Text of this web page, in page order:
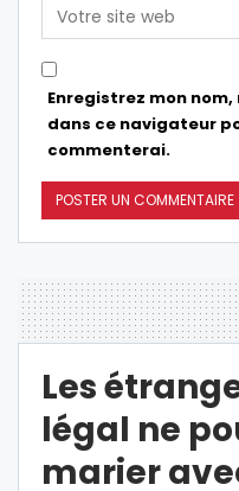
Enregistrez mon
dans ce navigateur
commenterai.
Les
légal ne
marier